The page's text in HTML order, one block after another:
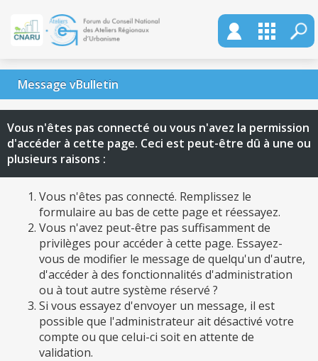
Message vBulletin
Vous n'êtes pas connecté ou vous n'avez la permission
d'accéder à cette page. Ceci est peut-être dû à une ou
plusieurs raisons :
Vous n'êtes pas connecté. Remplissez le
formulaire au bas de cette page et réessayez.
Vous n'avez peut-être pas suffisamment de
privilèges pour accéder à cette page. Essayez-
vous de modifier le message de quelqu'un d'autre,
d'accéder à des fonctionnalités d'administration
ou à tout autre système réservé ?
Si vous essayez d'envoyer un message, il est
possible que l'administrateur ait désactivé votre
compte ou que celui-ci soit en attente de
validation.